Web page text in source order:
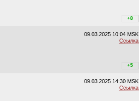
+8
+9/–1
09.03.2025 10:04 MSK
Ссылка
+5
+6/–1
09.03.2025 14:30 MSK
Ссылка